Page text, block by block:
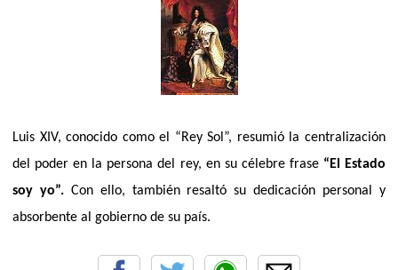
Luis XIV, conocido como el “Rey Sol”, resumió la centralización
del poder en la persona del rey, en su célebre frase “El Estado
soy yo”.Con ello, también resaltó su dedicación personal y
absorbente al gobierno de su país.